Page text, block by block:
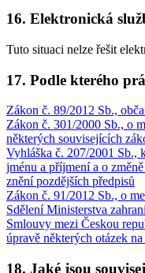
16. Elektronická
Tuto situaci nelze řešit
17. Podle kterého
Zákon č. 89/2012 Sb.,
Zákon č. 301/2000 Sb., o
některých souvisejících
Vyhláška č. 207/2001 Sb.,
jménu a příjmení a o
znění pozdějších předpisů
Zákon č. 91/2012 Sb., o
Sdělení Ministerstva
Smlouvy mezi Českou
úpravě některých otázek
18. Jaké jsou